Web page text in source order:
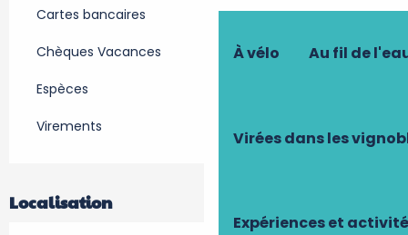
À vélo Au fil de
Virées dans les
Expériences et
Cartes bancaires
Chèques Vacances
Espèces
Virements
Localisation